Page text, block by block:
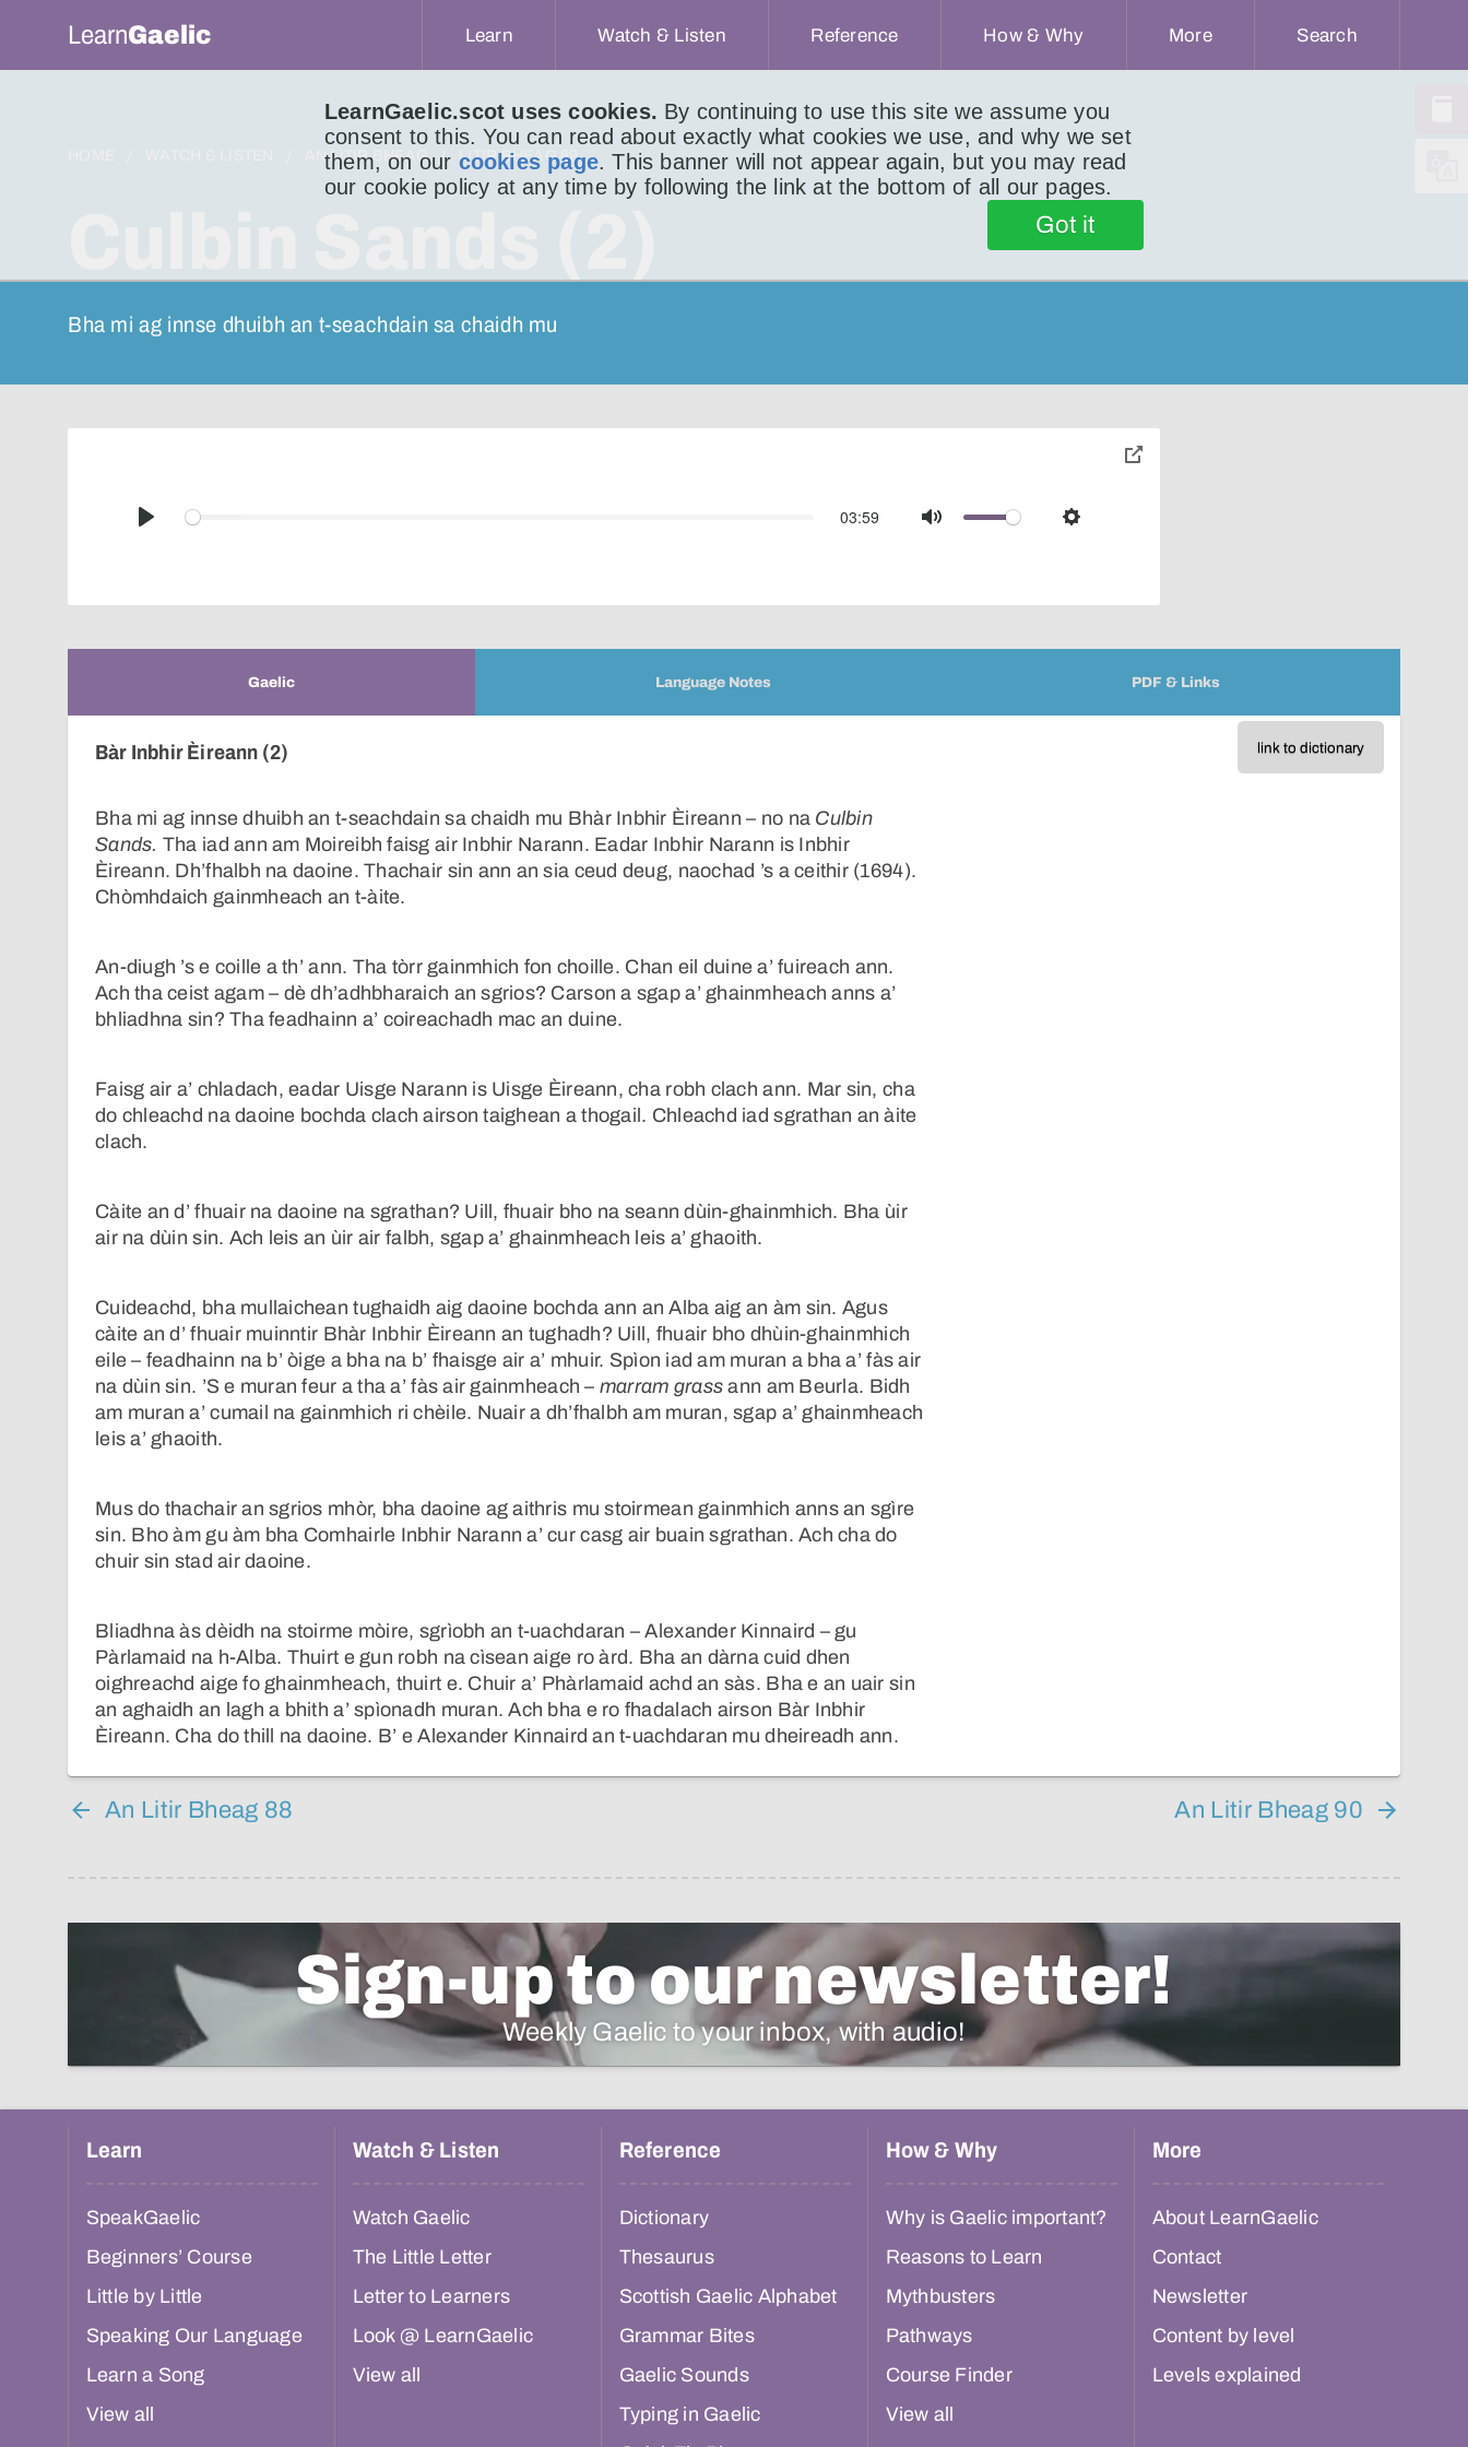
LearnGaelic.scot uses cookies. By continuing to use this site we assume you
consent to this. You can read about exactly what cookies we use, and why we set
them, on our cookies page. This banner will not appear again, but you may read
our cookie policy at any time by following the link at the bottom of all our pages.
Got it
LearnGaelic Learn Watch & Listen Reference How & Why More Search
AN LITIR BHEAG LITIR BHEAG 89
Bha mi ag innse dhuibh an t-seachdain sa chaidh mu
Play
03:59
Mute Settings
toggle
Gaelic Language Notes PDF & Links
link to dictionary
Bàr Inbhir Èireann (2)
Bha mi ag innse dhuibh an t-seachdain sa chaidh mu Bhàr Inbhir Èireann – no na Culbin
Sands. Tha iad ann am Moireibh faisg air Inbhir Narann. Eadar Inbhir Narann is Inbhir
Èireann. Dh’fhalbh na daoine. Thachair sin ann an sia ceud deug, naochad ’s a ceithir (1694).
Chòmhdaich gainmheach an t-àite.
An-diugh ’s e coille a th’ ann. Tha tòrr gainmhich fon choille. Chan eil duine a’ fuireach ann.
Ach tha ceist agam – dè dh’adhbharaich an sgrios? Carson a sgap a’ ghainmheach anns a’
bhliadhna sin? Tha feadhainn a’ coireachadh mac an duine.
Faisg air a’ chladach, eadar Uisge Narann is Uisge Èireann, cha robh clach ann. Mar sin, cha
do chleachd na daoine bochda clach airson taighean a thogail. Chleachd iad sgrathan an àite
clach.
Càite an d’ fhuair na daoine na sgrathan? Uill, fhuair bho na seann dùin-ghainmhich. Bha ùir
air na dùin sin. Ach leis an ùir air falbh, sgap a’ ghainmheach leis a’ ghaoith.
Cuideachd, bha mullaichean tughaidh aig daoine bochda ann an Alba aig an àm sin. Agus
càite an d’ fhuair muinntir Bhàr Inbhir Èireann an tughadh? Uill, fhuair bho dhùin-ghainmhich
eile – feadhainn na b’ òige a bha na b’ fhaisge air a’ mhuir. Spìon iad am muran a bha a’ fàs air
na dùin sin. ’S e muran feur a tha a’ fàs air gainmheach – marram grass ann am Beurla. Bidh
am muran a’ cumail na gainmhich ri chèile. Nuair a dh’fhalbh am muran, sgap a’ ghainmheach
leis a’ ghaoith.
Mus do thachair an sgrios mhòr, bha daoine ag aithris mu stoirmean gainmhich anns an sgìre
sin. Bho àm gu àm bha Comhairle Inbhir Narann a’ cur casg air buain sgrathan. Ach cha do
chuir sin stad air daoine.
Bliadhna às dèidh na stoirme mòire, sgrìobh an t-uachdaran – Alexander Kinnaird – gu
Pàrlamaid na h-Alba. Thuirt e gun robh na cìsean aige ro àrd. Bha an dàrna cuid dhen
oighreachd aige fo ghainmheach, thuirt e. Chuir a’ Phàrlamaid achd an sàs. Bha e an uair sin
an aghaidh an lagh a bhith a’ spìonadh muran. Ach bha e ro fhadalach airson Bàr Inbhir
Èireann. Cha do thill na daoine. B’ e Alexander Kinnaird an t-uachdaran mu dheireadh ann.
An Litir Bheag 88 An Litir Bheag 90
Sign-up to our newsletter!
Weekly Gaelic to your inbox, with audio!
Learn
SpeakGaelic
Beginners’ Course
Little by Little
Speaking Our Language
Learn a Song
View all
Watch & Listen
Watch Gaelic
The Little Letter
Letter to Learners
Look @ LearnGaelic
View all
Reference
Dictionary
Thesaurus
Scottish Gaelic Alphabet
Grammar Bites
Gaelic Sounds
Typing in Gaelic
How & Why
Why is Gaelic important?
Reasons to Learn
Mythbusters
Pathways
Course Finder
View all
More
About LearnGaelic
Contact
Newsletter
Content by level
Levels explained